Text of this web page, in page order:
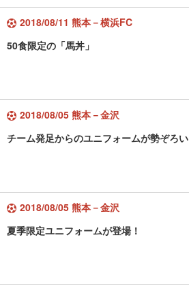
2018/08/11 熊本－横浜FC
50食限定の「馬丼」
2018/08/05 熊本－金沢
チーム発足からのユニフォームが勢ぞろい
2018/08/05 熊本－金沢
夏季限定ユニフォームが登場！